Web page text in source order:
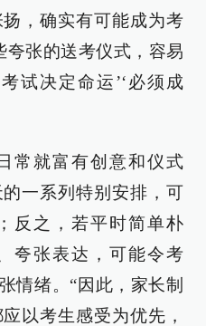
，确实有可能成为考
夸张的送考仪式，容易
试决定命运’‘必须成
常就富有创意和仪式
一系列特别安排，可
反之，若平时简单朴
夸张表达，可能令考
情绪。“因此，家长制
以考生感受为优先，